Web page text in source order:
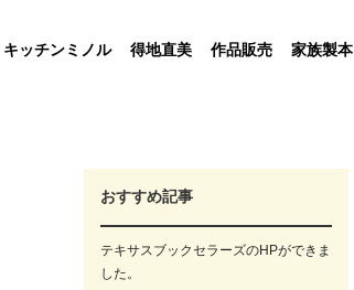
キッチンミノル 得地直美 作品販売 家族製本
おすすめ記事
テキサスブックセラーズのHPができま
した。